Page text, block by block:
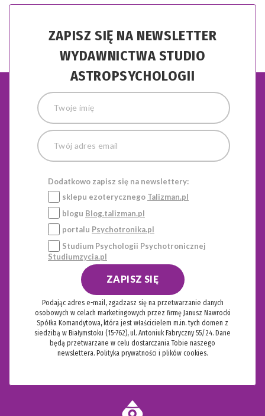
ZAPISZ SIĘ NA NEWSLETTER
WYDAWNICTWA STUDIO
ASTROPSYCHOLOGII
Dodatkowo zapisz się na newslettery:
sklepu ezoterycznego Talizman.pl
blogu Blog.talizman.pl
portalu Psychotronika.pl
Studium Psychologii Psychotronicznej
Studiumzycia.pl
ZAPISZ SIĘ
Podając adres e-mail, zgadzasz się na przetwarzanie danych
osobowych w celach marketingowych przez firmę Janusz Nawrocki
Spółka Komandytowa, która jest właścicielem m.in. tych domen z
siedzibą w Białymstoku (15-762), ul. Antoniuk Fabryczny 55/24. Dane
będą przetwarzane w celu dostarczania Tobie naszego
newslettera. Polityka prywatności i plików cookies.